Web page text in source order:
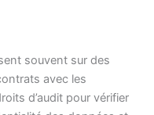
souvent sur des
avec les
d’audit pour vérifier